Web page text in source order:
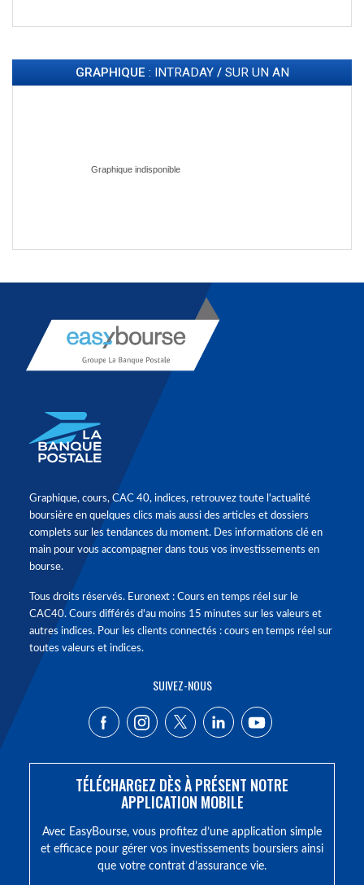
GRAPHIQUE : INTRADAY/ SUR UN AN
Graphique, cours, CAC 40, indices, retrouvez toute l'actualité
boursière en quelques clics mais aussi des articles et dossiers
complets sur les tendances du moment. Des informations clé en
main pour vous accompagner dans tous vos investissements en
bourse.
Tous droits réservés. Euronext : Cours en temps réel sur le
CAC40. Cours différés d'au moins 15 minutes sur les valeurs et
autres indices. Pour les clients connectés : cours en temps réel sur
toutes valeurs et indices.
SUIVEZ-NOUS
TÉLÉCHARGEZ DÈS À PRÉSENT NOTRE
APPLICATION MOBILE
Avec EasyBourse, vous profitez d’une application simple
et efficace pour gérer vos investissements boursiers ainsi
que votre contrat d’assurance vie.